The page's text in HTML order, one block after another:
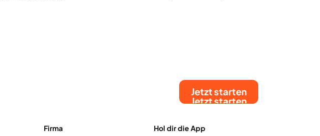
Jetzt starten
Jetzt starten
Firma Hol dir die App